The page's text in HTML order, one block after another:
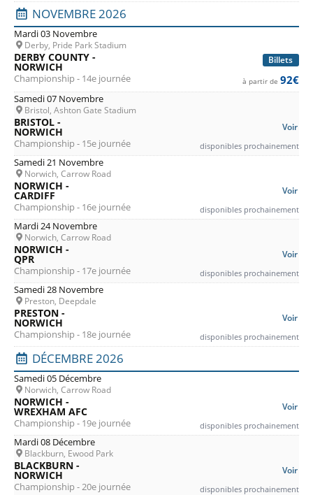
NOVEMBRE 2026
Mardi 03 Novembre
Derby, Pride Park Stadium
Billets
DERBY COUNTY -
NORWICH
Championship - 14e journée à partir de 92€
Samedi 07 Novembre
Bristol, Ashton Gate Stadium
Voir
BRISTOL -
NORWICH
Championship - 15e journée disponibles prochainement
Samedi 21 Novembre
Norwich, Carrow Road
Voir
NORWICH -
CARDIFF
Championship - 16e journée disponibles prochainement
Mardi 24 Novembre
Norwich, Carrow Road
Voir
NORWICH -
QPR
Championship - 17e journée disponibles prochainement
Samedi 28 Novembre
Preston, Deepdale
Voir
PRESTON -
NORWICH
Championship - 18e journée disponibles prochainement
DÉCEMBRE 2026
Samedi 05 Décembre
Norwich, Carrow Road
Voir
NORWICH -
WREXHAM AFC
Championship - 19e journée disponibles prochainement
Mardi 08 Décembre
Blackburn, Ewood Park
Voir
BLACKBURN -
NORWICH
Championship - 20e journée disponibles prochainement